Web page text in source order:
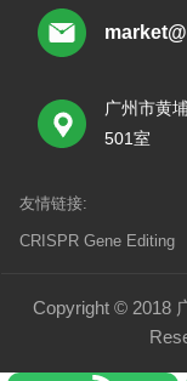
广州市黄
501室
友情链接:
CRISPR Gene Editing
Copyright © 2018